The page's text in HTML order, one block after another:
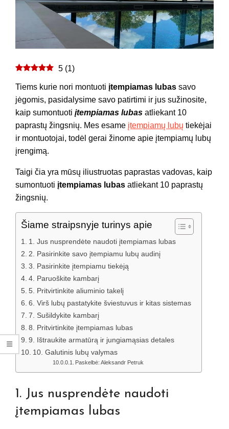
5 (1)
Tiems kurie nori montuoti įtempiamas lubas savo
jėgomis, pasidalysime savo patirtimi ir jus sužinosite,
kaip sumontuoti įtempiamas lubas atliekant 10
paprastų žingsnių. Mes esame įtempiamų lubų tiekėjai
ir montuotojai, todėl gerai žinome apie įtempiamų lubų
įrengimą.
Taigi čia yra mūsų iliustruotas paprastas vadovas, kaip
sumontuoti įtempiamas lubas atliekant 10 paprastų
žingsnių.
Šiame straipsnyje turinys apie
1. Jus nusprendėte naudoti įtempiamas lubas
2. Pasirinkite savo įtempiamu lubų audinį
3. Pasirinkite įtempiamu tiekėją
4. Paruoškite kambarį
5. Pritvirtinkite aliuminio takelį
6. Virš lubų pastatykite šviestuvus ir kitas sistemas
7. Sušildykite kambarį
8. Pritvirtinkite įtempiamas lubas
9. Ištraukite armatūrą ir jungiamąsias detales
10. Galutinis lubų valymas
Paskelbė: Aleksandr Petruk
1. Jus nusprendėte naudoti
įtempiamas lubas